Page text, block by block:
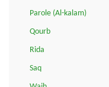
Parole (Al-kalam)
Qourb
Rida
Saq